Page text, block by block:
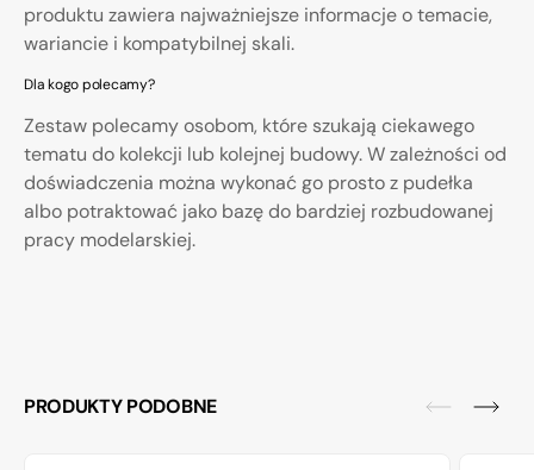
produktu zawiera najważniejsze informacje o temacie,
wariancie i kompatybilnej skali.
Dla kogo polecamy?
Zestaw polecamy osobom, które szukają ciekawego
tematu do kolekcji lub kolejnej budowy. W zależności od
doświadczenia można wykonać go prosto z pudełka
albo potraktować jako bazę do bardziej rozbudowanej
pracy modelarskiej.
PRODUKTY PODOBNE